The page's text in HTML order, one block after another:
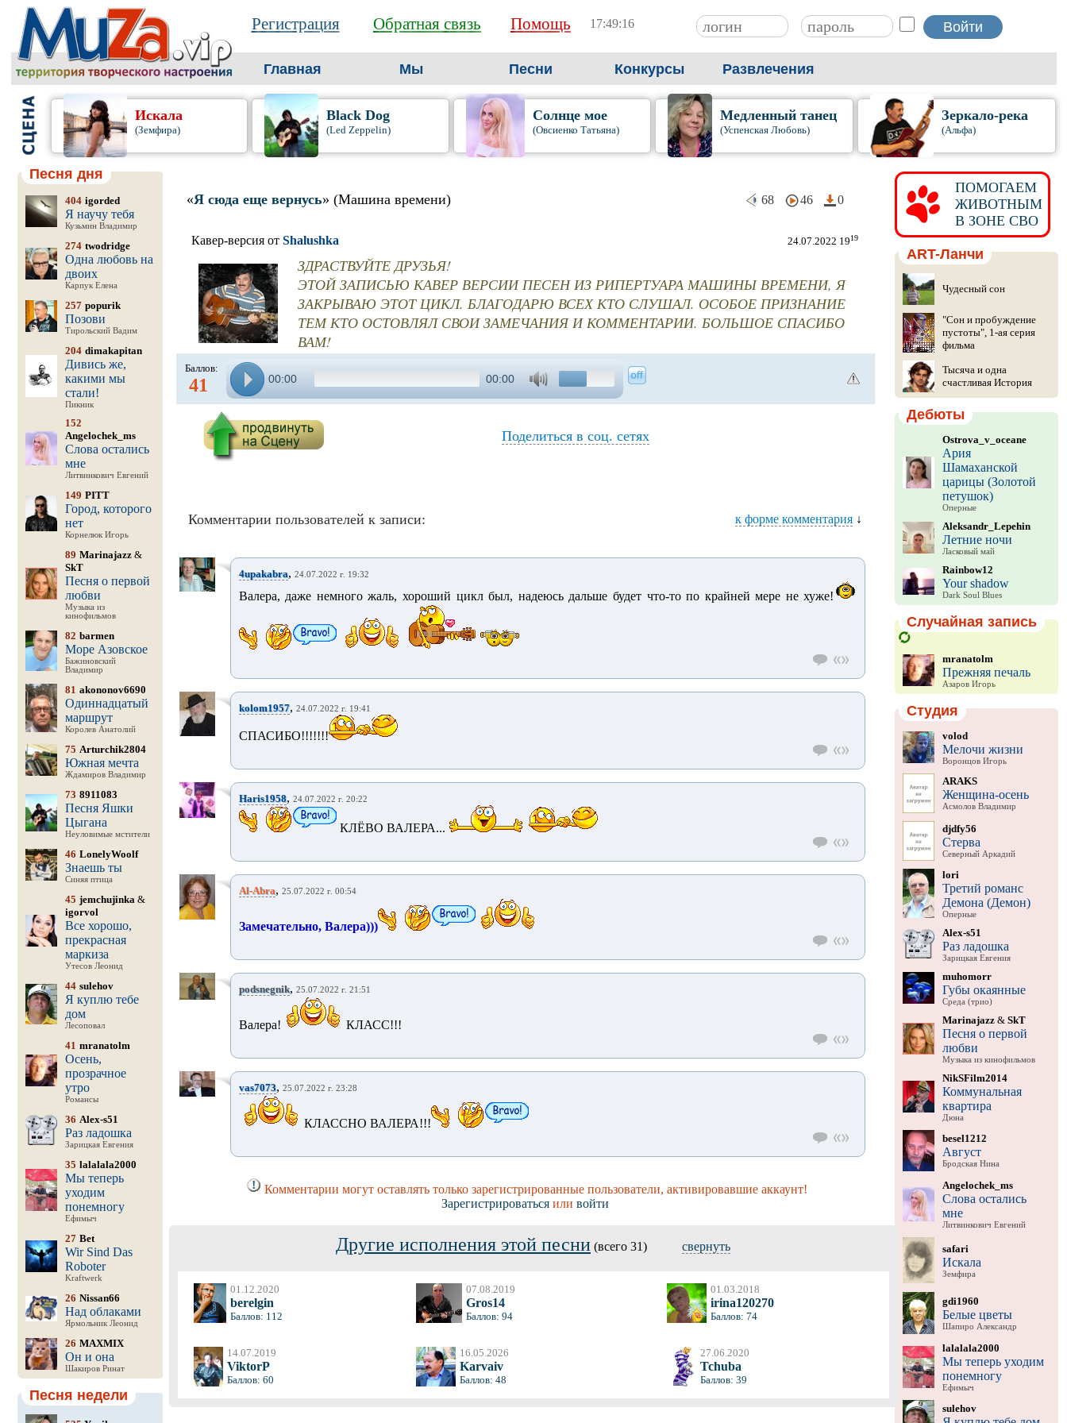
Регистрация Обратная связь Помощь 17:49:16
Главная Мы Песни Конкурсы Развлечения
Искала
(Земфира)
Black Dog
(Led Zeppelin)
Солнце мое
(Овсиенко Татьяна)
Медленный танец
(Успенская Любовь)
Зеркало-река
(Альфа)
Песня дня
404 igorded
Я научу тебя
Кузьмин Владимир
274 twodridge
Одна любовь на
двоих
Карпук Елена
257 popurik
Позови
Тирольский Вадим
204 dimakapitan
Дивись же,
какими мы
стали!
Пикник
152
Angelochek_ms
Слова остались
мне
Литвинкович Евгений
149 PITT
Город, которого
нет
Корнелюк Игорь
89 Marinajazz&
SkT
Песня о первой
любви
Музыка из
кинофильмов
82 barmen
Море Азовское
Бажиновский
Владимир
81 akononov6690
Одиннадцатый
маршрут
Королев Анатолий
75 Arturchik2804
Южная мечта
Ждамиров Владимир
73 8911083
Песня Яшки
Цыгана
Неуловимые мстители
46 LonelyWoolf
Знаешь ты
Синяя птица
45 jemchujinka&
igorvol
Все хорошо,
прекрасная
маркиза
Утесов Леонид
44 sulehov
Я куплю тебе
дом
Лесоповал
41 mranatolm
Осень,
прозрачное
утро
Романсы
36 Alex-s51
Раз ладошка
Зарицкая Евгения
35 lalalala2000
Мы теперь
уходим
понемногу
Ефимыч
27 Bet
Wir Sind Das
Roboter
Kraftwerk
26 Nissan66
Над облаками
Ярмольник Леонид
26 MAXMIX
Он и она
Шакиров Ринат
Песня недели
«Я сюда еще вернусь» (Машина времени) 68 46 0
Кавер-версия от Shalushka 24.07.2022 1919
ЗДРАСТВУЙТЕ ДРУЗЬЯ!
ЭТОЙ ЗАПИСЬЮ КАВЕР ВЕРСИИ ПЕСЕН ИЗ РИПЕРТУАРА МАШИНЫ ВРЕМЕНИ, Я
ЗАКРЫВАЮ ЭТОТ ЦИКЛ. БЛАГОДАРЮ ВСЕХ КТО СЛУШАЛ. ОСОБОЕ ПРИЗНАНИЕ
ТЕМ КТО ОСТОВЛЯЛ СВОИ ЗАМЕЧАНИЯ И КОММЕНТАРИИ. БОЛЬШОЕ СПАСИБО
ВАМ!
Баллов:
41 00:00 00:00
Поделиться в соц. сетях
Комментарии пользователей к записи: к форме комментария ↓
4upakabra, 24.07.2022 г. 19:32
Валера, даже немного жаль, хороший цикл был, надеюсь дальше будет что-то по крайней мере не хуже!
kolom1957, 24.07.2022 г. 19:41
СПАСИБО!!!!!!!
Haris1958, 24.07.2022 г. 20:22
КЛЁВО ВАЛЕРА...
Al-Abra, 25.07.2022 г. 00:54
Замечательно, Валера)))
podsnegnik, 25.07.2022 г. 21:51
Валера! КЛАСС!!!
vas7073, 25.07.2022 г. 23:28
КЛАССНО ВАЛЕРА!!!
Комментарии могут оставлять только зарегистрированные пользователи, активировавшие аккаунт!
Зарегистрироваться или войти
Другие исполнения этой песни (всего 31) свернуть
01.12.2020
berelgin
Баллов: 112
07.08.2019
Gros14
Баллов: 94
01.03.2018
irina120270
Баллов: 74
14.07.2019
ViktorP
Баллов: 60
16.05.2026
Karvaiv
Баллов: 48
27.06.2020
Tchuba
Баллов: 39
ПОМОГАЕМ
ЖИВОТНЫМ
В ЗОНЕ СВО
ART-Ланчи
Чудесный сон
"Сон и пробуждение
пустоты", 1-ая серия
фильма
Тысяча и одна
счастливая История
Дебюты
Ostrova_v_oceane
Ария
Шамаханской
царицы (Золотой
петушок)
Оперные
Aleksandr_Lepehin
Летние ночи
Ласковый май
Rainbow12
Your shadow
Dark Soul Blues
Случайная запись
mranatolm
Прежняя печаль
Азаров Игорь
Студия
volod
Мелочи жизни
Воронцов Игорь
ARAKS
Женщина-осень
Асмолов Владимир
djdfy56
Стерва
Северный Аркадий
lori
Третий романс
Демона (Демон)
Оперные
Alex-s51
Раз ладошка
Зарицкая Евгения
muhomorr
Губы окаянные
Среда (трио)
Marinajazz& SkT
Песня о первой
любви
Музыка из кинофильмов
NikSFilm2014
Коммунальная
квартира
Дюна
besel1212
Август
Бродская Нина
Angelochek_ms
Слова остались
мне
Литвинкович Евгений
safari
Искала
Земфира
gdi1960
Белые цветы
Шапиро Александр
lalalala2000
Мы теперь уходим
понемногу
Ефимыч
sulehov